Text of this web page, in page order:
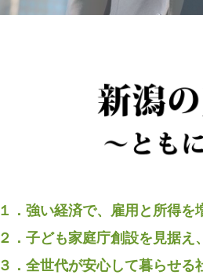
１．強い経済で、雇用と所得を
２．子ども家庭庁創設を見据
３．全世代が安心して暮らせる